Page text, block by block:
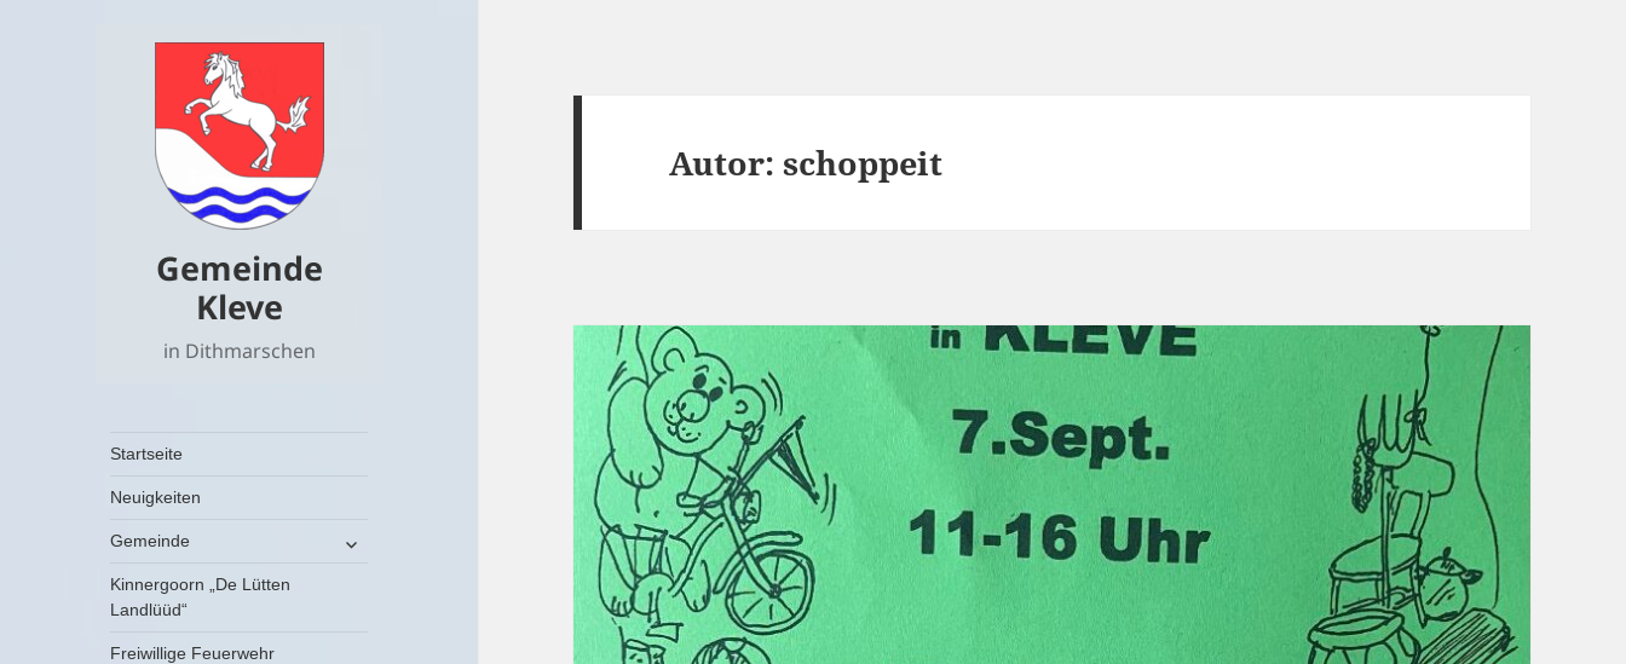
Gemeinde
Kleve
in Dithmarschen
Startseite
Neuigkeiten
Gemeinde
Kinnergoorn „De Lütten
Landlüüd“
Freiwillige Feuerwehr
Autor:schoppeit